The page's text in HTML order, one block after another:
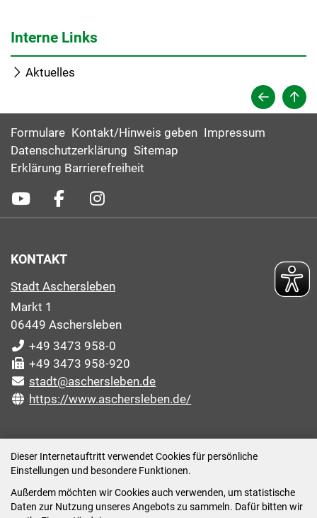
Dieser Internetauftritt verwendet Cookies für persönliche
Einstellungen und besondere Funktionen.
Außerdem möchten wir Cookies auch verwenden, um statistische
Daten zur Nutzung unseres Angebots zu sammeln. Dafür bitten wir
Interne Links
Aktuelles
Formulare Kontakt/Hinweis geben Impressum
Datenschutzerklärung Sitemap
Erklärung Barrierefreiheit
KONTAKT
Stadt Aschersleben
Markt 1
06449 Aschersleben
+49 3473 958-0
+49 3473 958-920
stadt@aschersleben.de
https://www.aschersleben.de/
Montag: 09:00-12:00 /14:00-15:00 Uhr
Dienstag: 09:00-12:00 /14:00-16:00 Uhr